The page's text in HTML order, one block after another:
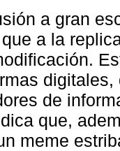
a gran
a la
de
que,
meme